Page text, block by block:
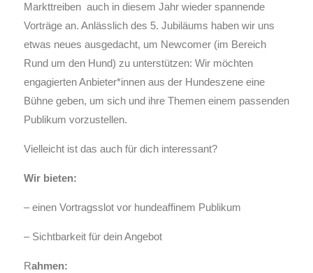
Markttreiben auch in diesem Jahr wieder spannende
Vorträge an. Anlässlich des 5. Jubiläums haben wir uns
etwas neues ausgedacht, um Newcomer (im Bereich
Rund um den Hund) zu unterstützen: Wir möchten
engagierten Anbieter*innen aus der Hundeszene eine
Bühne geben, um sich und ihre Themen einem passenden
Publikum vorzustellen.
Vielleicht ist das auch für dich interessant?
Wir bieten:
– einen Vortragsslot vor hundeaffinem Publikum
– Sichtbarkeit für dein Angebot
Rahmen: